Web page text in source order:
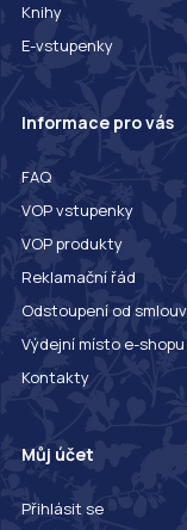
Knihy
E-vstupenky
Informace pro vás
FAQ
VOP vstupenky
VOP produkty
Reklamační řád
Odstoupení od
Výdejní místo e-shopu
Kontakty
Můj účet
Přihlásit se